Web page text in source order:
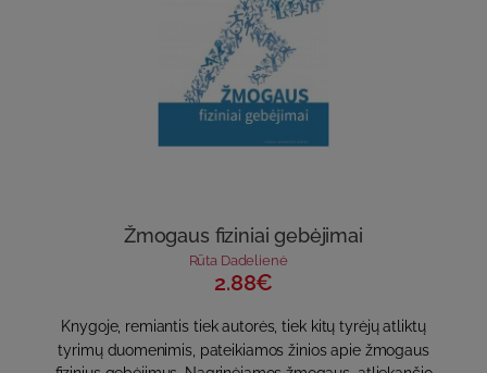
Žmogaus fiziniai gebėjimai
Rūta Dadelienė
2.88€
Knygoje, remiantis tiek autorės, tiek kitų tyrėjų atliktų
tyrimų duomenimis, pateikiamos žinios apie žmogaus